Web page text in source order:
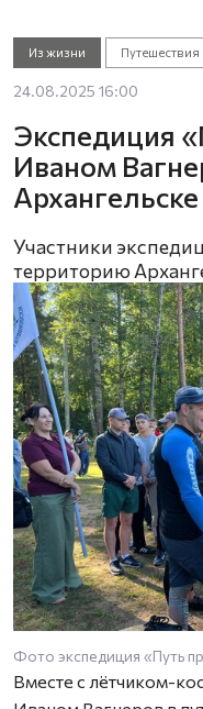
Из жизни Путешествия
24.08.2025 16:00
Экспедиция
Иваном
Архангельске
Участники
территорию
Фото экспедиция «Путь
Вместе с лётчиком-